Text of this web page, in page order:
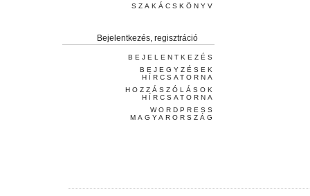
SZAKÁCSKÖNYV
Bejelentkezés, regisztráció
BEJELENTKEZÉS
BEJEGYZÉSEK
HÍRCSATORNA
HOZZÁSZÓLÁSOK
HÍRCSATORNA
WORDPRESS
MAGYARORSZÁG